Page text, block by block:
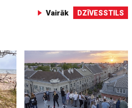
Vairāk DZĪVESSTILS